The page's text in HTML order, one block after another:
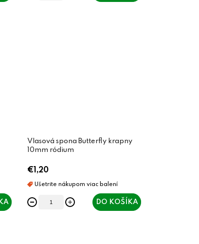
Vlasová spona Butterfly krapny
10mm ródium
€1,20
DO KOŠÍKA